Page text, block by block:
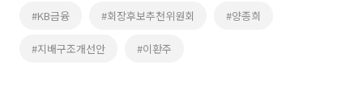
#KB금융 #회장후보추천위원회 #양종희
#지배구조개선안 #이환주